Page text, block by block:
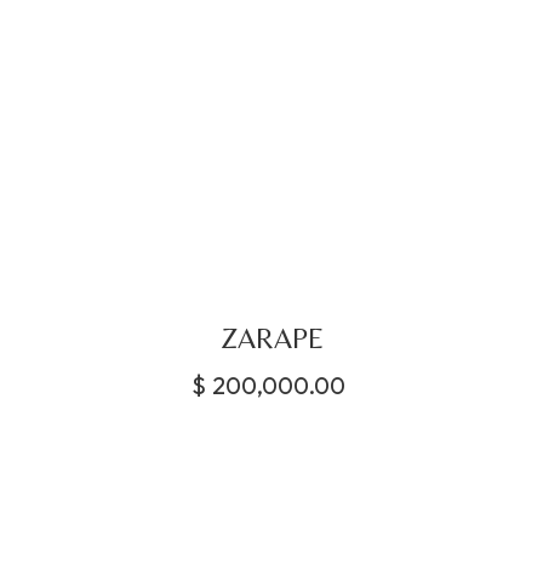
ZARAPE
$ 200,000.00